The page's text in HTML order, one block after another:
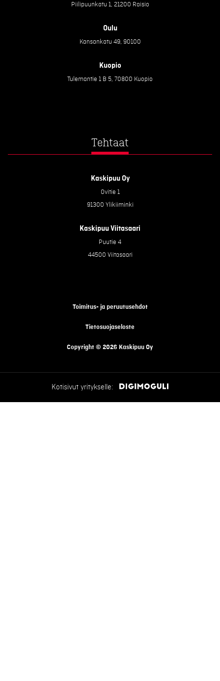
Piilipuunkatu 1, 21200 Raisio
Oulu
Kansankatu 49, 90100
Kuopio
Tulemantie 1 B 5, 70800 Kuopio
Tehtaat
Kaskipuu Oy
Ovitie 1
91300 Ylikiiminki
Kaskipuu Viitasaari
Puutie 4
44500 Viitasaari
Copyright © 2026 Kaskipuu Oy
Tietosuojaseloste
Toimitus- ja peruutusehdot
Kotisivut yritykselle: